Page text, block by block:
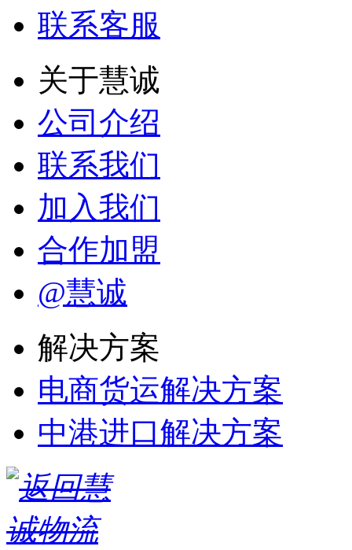
价格查询功能很
好，价格透明一目
D**3
系统，能够为大客
户着想...
F**6
第一次在这发货，
价格比较合理，服
务也不错。
匿名用户
联系客服
关于慧诚
公司介绍
联系我们
加入我们
合作加盟
@慧诚
解决方案
电商货运解决方案
中港进口解决方案